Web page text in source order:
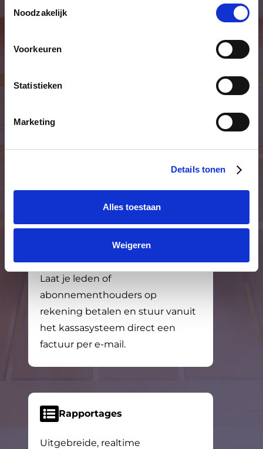
Noodzakelijk
Voorkeuren
Statistieken
Marketing
Details tonen
Alles toestaan
Weigeren
Abonnementen
of werk met arrangementen,
abonnementen en banenkaarten,
Debiteurenbeheer
Laat je leden of
abonnementhouders op
rekening betalen en stuur vanuit
het kassasysteem direct een
factuur per e-mail.
Rapportages
Uitgebreide, realtime